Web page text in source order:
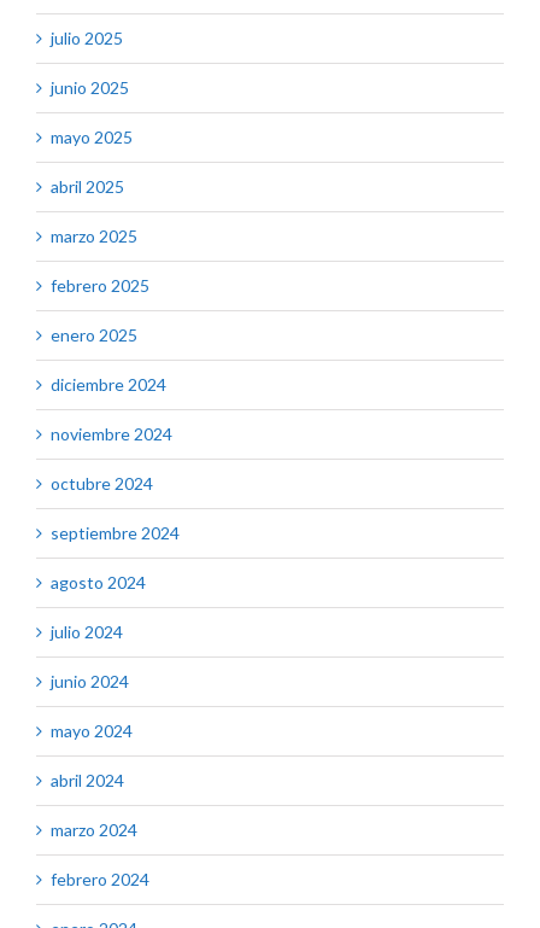
julio 2025
junio 2025
mayo 2025
abril 2025
marzo 2025
febrero 2025
enero 2025
diciembre 2024
noviembre 2024
octubre 2024
septiembre 2024
agosto 2024
julio 2024
junio 2024
mayo 2024
abril 2024
marzo 2024
febrero 2024